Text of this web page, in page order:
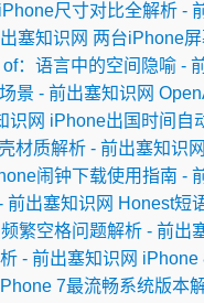
尺寸对比全解析 -
塞知识网 两台iPhone
：语言中的空间隐喻 -
景 - 前出塞知识网
识网 iPhone出国时间自
材质解析 - 前出塞知识网
闹钟下载使用指南 -
前出塞知识网 Honest短
繁空格问题解析 - 前出
- 前出塞知识网 iPhone
7最流畅系统版本